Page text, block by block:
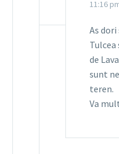
11:16
As
de
sunt
teren.
Va